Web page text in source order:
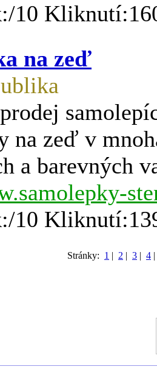
10
na zeď
na zeď v
a barevných
10
Stránky: 1 | 2 | 3 | 4